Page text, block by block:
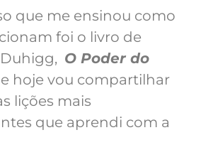
que me ensinou como
foi o livro de
O Poder do
e hoje vou compartilhar
lições mais
que aprendi com a